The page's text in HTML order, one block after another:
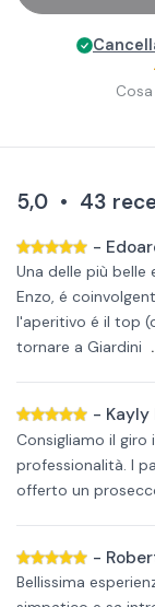
5,0 • 43
-
Una delle più
Enzo, é
l'aperitivo é il top
tornare a Giardini
- Kayly
Consigliamo il giro
professionalità. I
offerto un
-
Bellissima